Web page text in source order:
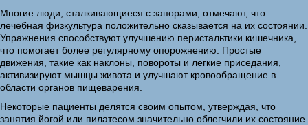
Многие люди, сталкивающиеся с запорами, отмечают, что
лечебная физкультура положительно сказывается на их состоянии.
Упражнения способствуют улучшению перистальтики кишечника,
что помогает более регулярному опорожнению. Простые
движения, такие как наклоны, повороты и легкие приседания,
активизируют мышцы живота и улучшают кровообращение в
области органов пищеварения.
Некоторые пациенты делятся своим опытом, утверждая, что
занятия йогой или пилатесом значительно облегчили их состояние.